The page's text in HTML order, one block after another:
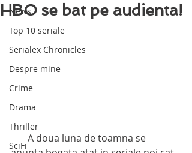
News
Top 10 seriale
Serialex Chronicles
Despre mine
Crime
Drama
Thriller
SciFi
HBO se bat pe audienta!